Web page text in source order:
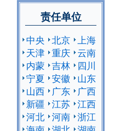
责任单位
中央 北京
上海
天津 重庆 云南
内蒙 吉林
四川
宁夏 安徽
山东
山西
广东
广西
新疆 江苏 江西
河北 河南 浙江